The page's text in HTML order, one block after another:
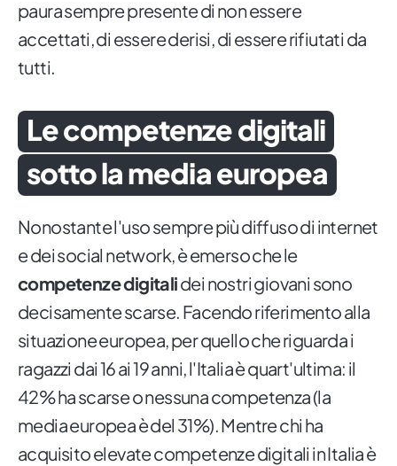
paura sempre presente di non essere
accettati, di essere derisi, di essere rifiutati da
tutti.
Le competenze digitali
sotto la media europea
Nonostante l'uso sempre più diffuso di internet
e dei social network, è emerso che le
competenze digitalidei nostri giovani sono
decisamente scarse. Facendo riferimento alla
situazione europea, per quello che riguarda i
ragazzi dai 16 ai 19 anni, l'Italia è quart'ultima: il
42% ha scarse o nessuna competenza (la
media europea è del 31%). Mentre chi ha
acquisito elevate competenze digitali in Italia è